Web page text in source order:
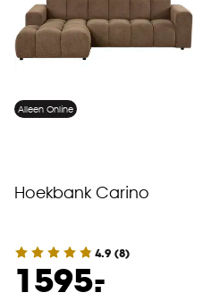
Alleen Online
Hoekbank Carino
4.9 (8)
1595.
-